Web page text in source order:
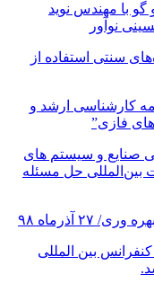
با مهندس نوید
نوآور
سنتی استفاده از
کارشناسی­ ارشد و
فازی”
صنایع و سیستم های
بین‌المللی حل مسئله
آذرماه ۹۸
بین المللی